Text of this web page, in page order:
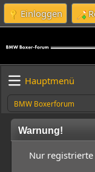
Einloggen
Hauptmenü
BMW Boxerforum
Warnung!
Nur